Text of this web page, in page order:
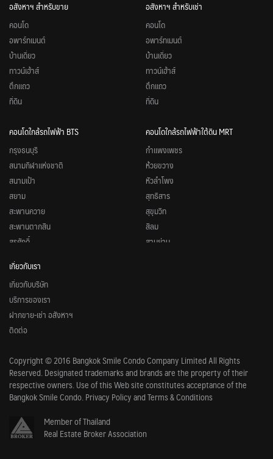
อสังหาฯ สำหรับขาย
คอนโด
อพาร์ทเมนต์
บ้านเดี่ยว
ทาวน์เฮ้าส์
ตึกแถว
ที่ดิน
อสังหาฯ สำหรับเช่า
คอนโด
อพาร์ทเมนต์
บ้านเดี่ยว
ทาวน์เฮ้าส์
ตึกแถว
ที่ดิน
คอนโดใกล้รถไฟฟ้า BTS
กรุงธนบุรี
สนามกีฬาแห่งชาติ
สนามเป้า
สยาม
สะพานควาย
สะพานตากสิน
สุรศักดิ์
อนุสาวรีย์ชัยสมรภูมิ
อารีย์
อุดมสุข
อโศก
อ่อนนุช
เอกมัย
แบริ่ง
ศาลาแดง
วงเวียนใหญ่
ชิดลม
คอนโดใกล้รถไฟฟ้าใต้ดิน MRT
กำแพงเพชร
ห้วยขวาง
หัวลำโพง
สุทธิสาร
สุขุมวิท
สีลม
สามย่าน
พระราม 9
บางโพ
บางซื่อ
เกี่ยวกับเรา
เกี่ยวกับบริษัท
บริการของเรา
ฝากขาย-เช่า อสังหาฯ
ติดต่อ
Copyright © 2016 Bangkok Smile Condo Company Limited All Rights
Reserved. Designated trademarks and brands are the property of their
respective owners. Use of this Web site constitutes acceptance of the
Bangkok Smile Condo. Privacy Policy and Terms & Conditions
Member of Thailand
Real Estate Broker Association